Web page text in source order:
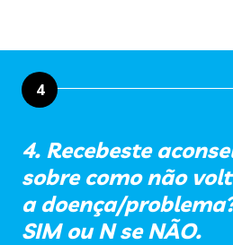
4
4. Recebeste
sobre como não
a doença/
SIM ou N se NÃO.